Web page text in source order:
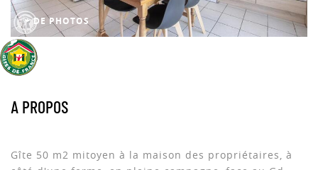
+ DE PHOTOS
A PROPOS
Gîte 50 m2 mitoyen à la maison des propriétaires, à